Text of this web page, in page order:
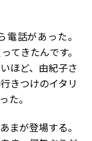
話があった。
てきたんです。
ほど、由紀子さ
きつけのイタリ
た。
まが登場する。